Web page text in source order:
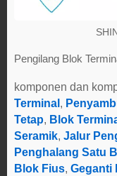
Pengilang Blok
komponen dan
Terminal ,
Tetap, Blok
Seramik, Jalur
Penghalang Satu
Blok Fius, Geganti